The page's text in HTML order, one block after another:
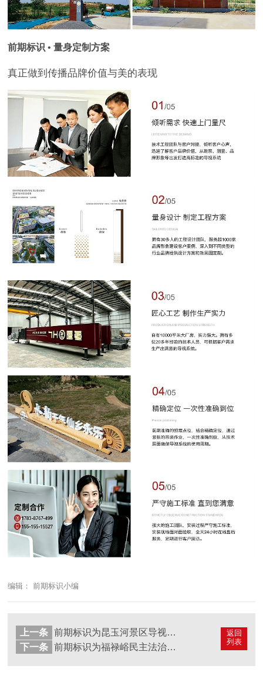
前期标识 • 量身定制方案
真正做到传播品牌价值与美的表现
编辑： 前期标识小编
返回
列表
上一条
前期标识为昆玉河景区导视系统
下一条
前期标识为福禄峪民主法治示范村提供公园导视系统设计制作